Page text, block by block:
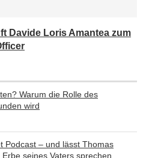
Davide Loris Amantea zum
Warum die Rolle des
wird
Podcast – und lässt Thomas
seines Vaters sprechen